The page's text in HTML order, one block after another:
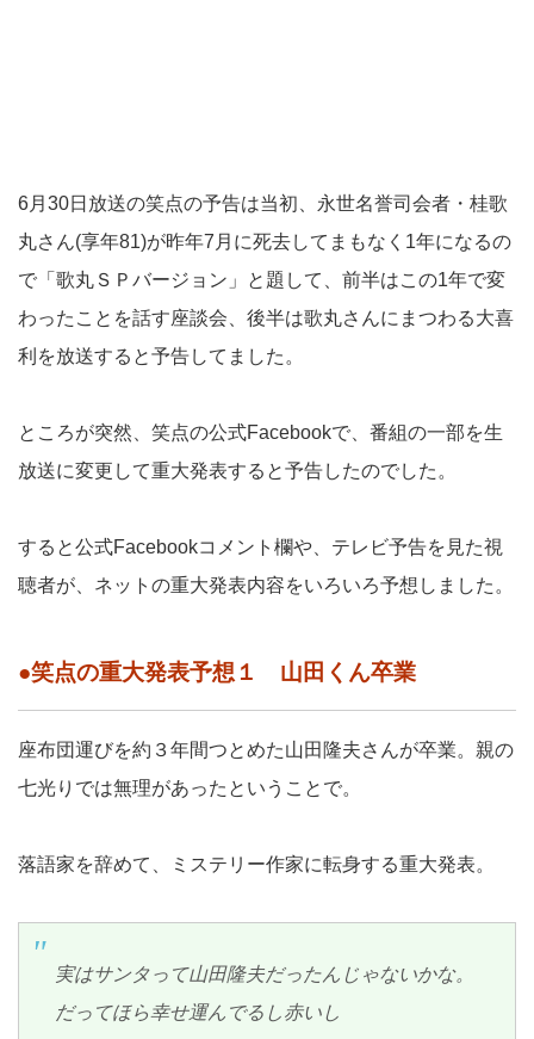
6月30日放送の笑点の予告は当初、永世名誉司会者・桂歌
丸さん(享年81)が昨年7月に死去してまもなく1年になるの
で「歌丸ＳＰバージョン」と題して、前半はこの1年で変
わったことを話す座談会、後半は歌丸さんにまつわる大喜
利を放送すると予告してました。
ところが突然、笑点の公式Facebookで、番組の一部を生
放送に変更して重大発表すると予告したのでした。
すると公式Facebookコメント欄や、テレビ予告を見た視
聴者が、ネットの重大発表内容をいろいろ予想しました。
●笑点の重大発表予想１ 山田くん卒業
座布団運びを約３年間つとめた山田隆夫さんが卒業。親の
七光りでは無理があったということで。
落語家を辞めて、ミステリー作家に転身する重大発表。
実はサンタって山田隆夫だったんじゃないかな。
だってほら幸せ運んでるし赤いし